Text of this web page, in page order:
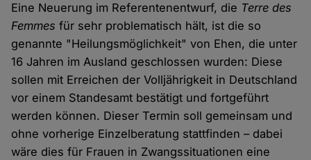
Eine Neuerung im Referentenentwurf, die Terre des
Femmes für sehr problematisch hält, ist die so
genannte "Heilungsmöglichkeit" von Ehen, die unter
16 Jahren im Ausland geschlossen wurden: Diese
sollen mit Erreichen der Volljährigkeit in Deutschland
vor einem Standesamt bestätigt und fortgeführt
werden können. Dieser Termin soll gemeinsam und
ohne vorherige Einzelberatung stattfinden – dabei
wäre dies für Frauen in Zwangssituationen eine